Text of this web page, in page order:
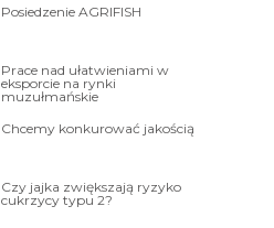
Posiedzenie AGRIFISH
Prace nad ułatwieniami w
eksporcie na rynki
muzułmańskie
Chcemy konkurować jakością
Czy jajka zwiększają ryzyko
cukrzycy typu 2?